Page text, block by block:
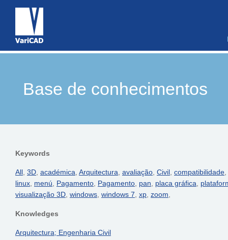
Base de conhecimentos
Keywords
All, 3D, académica, Arquitectura, avaliação, Civil, compatibilidade,
linux, menú, Pagamento, Pagamento, pan, placa gráfica,
visualização 3D, windows, windows 7, xp, zoom,
Knowledges
Arquitectura; Engenharia Civil